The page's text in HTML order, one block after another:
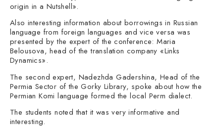
origin in a Nutshell».
Also interesting information about borrowings in Russian
language from foreign languages and vice versa was
presented by the expert of the conference: Maria
Belousova, head of the translation company «Links
Dynamics».
The second expert, Nadezhda Gadershina, Head of the
Permia Sector of the Gorky Library, spoke about how the
Permian Komi language formed the local Perm dialect.
The students noted that it was very informative and
interesting.